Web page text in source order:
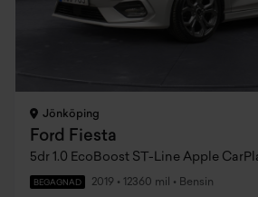
Jönköping
Ford Fiesta
5dr 1.0 EcoBoost ST-Line Apple
BEGAGNAD 2019 • 12360 mil • Bensin